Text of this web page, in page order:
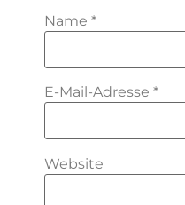
Name *
E-Mail-Adresse *
Website